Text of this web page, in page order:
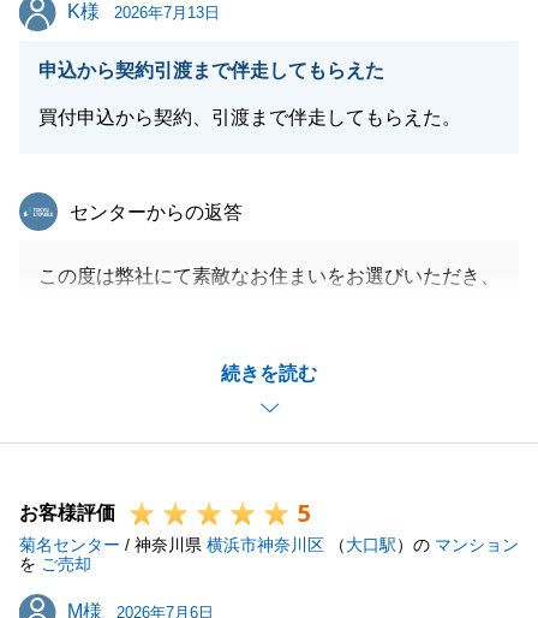
K様 2026年7月13日
申込から契約引渡まで伴走してもらえた
買付申込から契約、引渡まで伴走してもらえた。
続きを読む
東急リバブル
センターからの返答
この度は弊社にて素敵なお住まいをお選びいただき、
ご希望の物件にてお取引が完了しましたこと、おめで
とうございます。
乗れる担当者を目指して参ります。
また何かお困り事やご希望があれば、どうぞお気軽に
お申し付けくださいませ。
お客様評価 5
菊名センター / 神奈川県 横浜市神奈川区 （大口駅）の マンション
を ご売却
M様
M様 2026年7月6日